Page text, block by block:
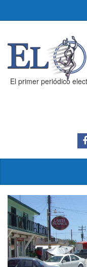
El primer periódico